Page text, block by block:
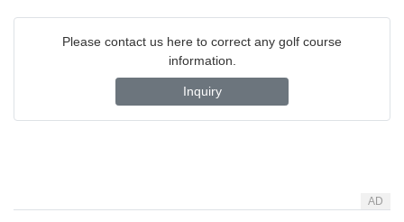
Please contact us here to correct any golf course
information.
Inquiry
AD